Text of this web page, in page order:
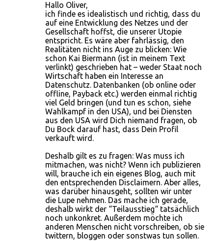
Hallo Oliver,
ich finde es idealistisch und richtig, dass du
auf eine Entwicklung des Netzes und der
Gesellschaft hoffst, die unserer Utopie
entspricht. Es wäre aber fahrlässig, den
Realitäten nicht ins Auge zu blicken: Wie
schon Kai Biermann (ist in meinem Text
verlinkt) geschrieben hat – weder Staat noch
Wirtschaft haben ein Interesse an
Datenschutz. Datenbanken (ob online oder
offline, Payback etc.) werden einmal richtig
viel Geld bringen (und tun es schon, siehe
Wahlkampf in den USA), und bei Diensten
aus den USA wird Dich niemand fragen, ob
Du Bock darauf hast, dass Dein Profil
verkauft wird.
Deshalb gilt es zu fragen: Was muss ich
mitmachen, was nicht? Wenn ich publizieren
will, brauche ich ein eigenes Blog, auch mit
den entsprechenden Disclaimern. Aber alles,
was darüber hinausgeht, sollten wir unter
die Lupe nehmen. Das mache ich gerade,
deshalb wirkt der “Teilausstieg“ tatsächlich
noch unkonkret. Außerdem möchte ich
anderen Menschen nicht vorschreiben, ob sie
twittern, bloggen oder sonstwas tun sollen.